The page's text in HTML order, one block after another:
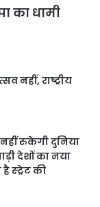
का धामी
नहीं, राष्ट्रीय
नहीं रुकेगी दुनिया
देशों का नया
स्ट्रेट की